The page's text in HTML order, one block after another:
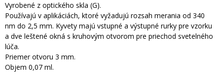
Vyrobené z optického skla (G).
Používajú v aplikáciách, ktoré vyžadujú rozsah merania od 340
nm do 2,5 mm. Kyvety majú vstupné a výstupné rurky pre vzorku
a dve leštené okná s kruhovým otvorom pre priechod svetelného
lúča.
Priemer otvoru 3 mm.
Objem 0,07 ml.